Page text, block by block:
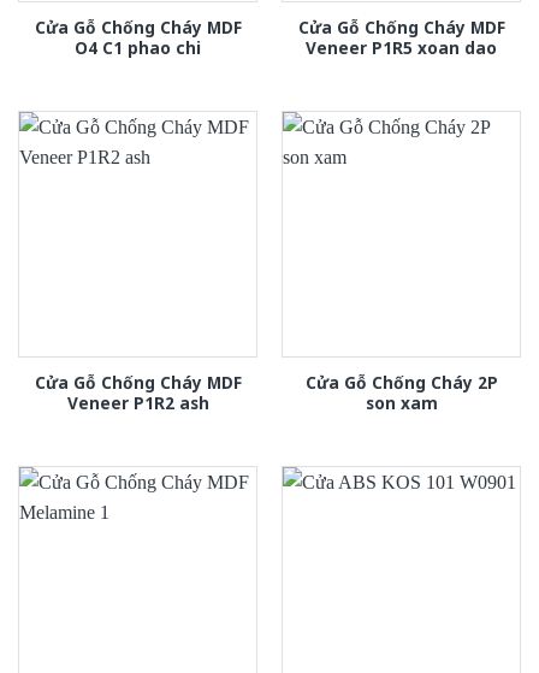
Cửa Gỗ Chống Cháy MDF
O4 C1 phao chi
Cửa Gỗ Chống Cháy MDF
Veneer P1R5 xoan dao
Cửa Gỗ Chống Cháy MDF
Veneer P1R2 ash
Cửa Gỗ Chống Cháy 2P
son xam